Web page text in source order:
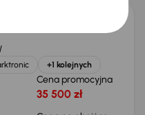
+1 kolejnych
Cena promocyjna
35 500 zł